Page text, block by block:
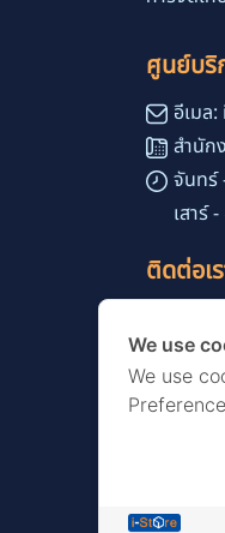
ศูนย์บริ
อีเมล
สำนัก
จันทร์
เสาร์
ติดต่อเ
เขตคลอง
We use
We use